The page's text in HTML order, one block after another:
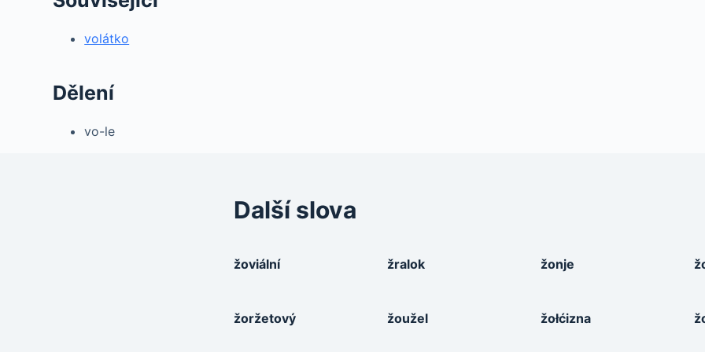
volátko
Dělení
vo-le
Další slova
žoviální žralok žonje
žoržetový žoužel žołćizna